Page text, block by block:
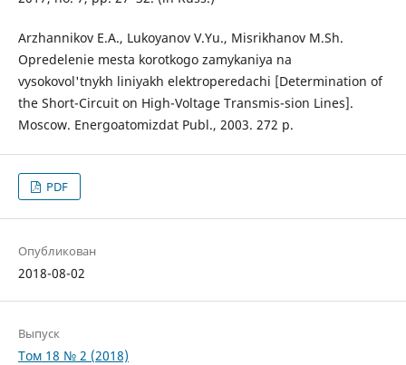
Arzhannikov E.A., Lukoyanov V.Yu., Misrikhanov M.Sh.
Opredelenie mesta korotkogo zamykaniya na
vysokovol'tnykh liniyakh elektroperedachi [Determination of
the Short-Circuit on High-Voltage Transmis-sion Lines].
Moscow. Energoatomizdat Publ., 2003. 272 p.
PDF
Опубликован
2018-08-02
Выпуск
Том 18 № 2 (2018)